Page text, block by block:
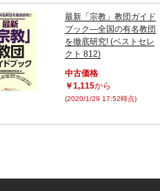
最新「宗教」教団ガイド
ブック―全国の有名教団
を徹底研究! (ベストセレ
クト 812)
中古価格
￥1,115から
(2020/1/29 17:52時点)